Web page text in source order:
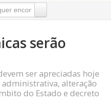
serão
ser apreciadas hoje
alteração
do Estado e decreto